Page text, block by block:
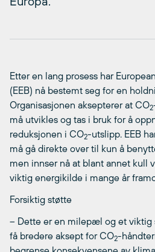
Etter en lang prosess har
(EEB) nå bestemt seg for en
Organisasjonen aksepterer at CO2
må utvikles og tas i bruk for å
reduksjonen i CO2-utslipp. EEB
må gå direkte over til kun å
men innser nå at blant annet kull
viktig energikilde i mange år
Forsiktig støtte
– Dette er en milepæl og et viktig
få bredere aksept for CO2-